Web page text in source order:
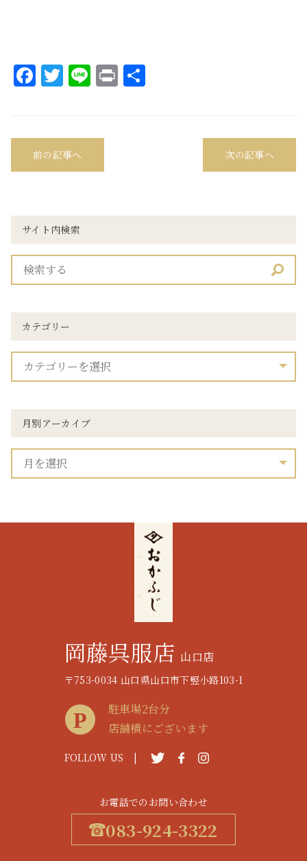
Facebook
Twitter
LinePrint
前の記事へ 次の記事へ
サイト内検索
カテゴリー
月別アーカイブ
岡藤呉服店 山口店
〒753-0034 山口県山口市下竪小路103-1
駐車場2台分
店舗横にございます
FOLLOW US |
お電話でのお問い合わせ
083-924-3322